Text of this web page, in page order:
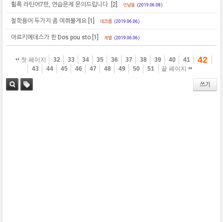
휠록 라틴어7판, 연습문제 문의드립니다. [2] 연남동 (2019.06.08)
철학용어 두가지 좀 여쭤볼게요 [1] 데코롬 (2019.06.06)
아르키메데스가 한 Dos pou sto [1] 제발 (2019.06.06)
첫 페이지 32 33 34 35 36 37 38 39 40 41 42
43 44 45 46 47 48 49 50 51 끝 페이지
쓰기